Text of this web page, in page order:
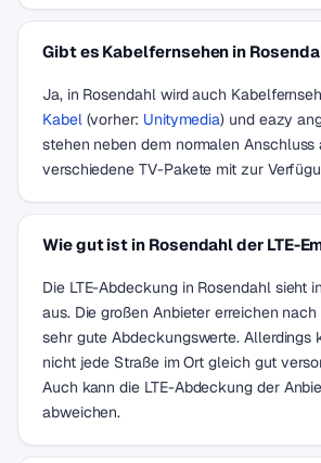
Gibt es Kabelfernsehen in
Ja, in Rosendahl wird auch
Kabel(vorher: Unitymedia) und eazy
stehen neben dem normalen Anschluss
verschiedene TV-Pakete mit zur
Wie gut ist in Rosendahl der LTE-
Die LTE-Abdeckung in Rosendahl sieht
aus. Die großen Anbieter erreichen
sehr gute Abdeckungswerte. Allerdings
nicht jede Straße im Ort gleich gut
Auch kann die LTE-Abdeckung der
abweichen.